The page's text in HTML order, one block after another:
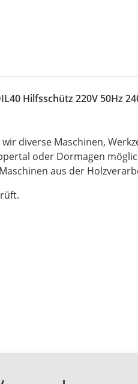
Hilfsschütz 220V 50Hz
diverse Maschinen,
oder Dormagen
aus der